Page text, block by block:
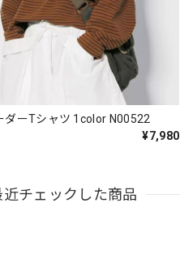
ダーTシャツ 1color N00522
¥7,980
近チェックした商品